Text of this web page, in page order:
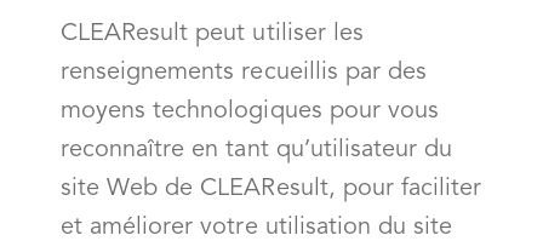
CLEAResult peut utiliser les
renseignements recueillis par des
moyens technologiques pour vous
reconnaître en tant qu’utilisateur du
site Web de CLEAResult, pour faciliter
et améliorer votre utilisation du site